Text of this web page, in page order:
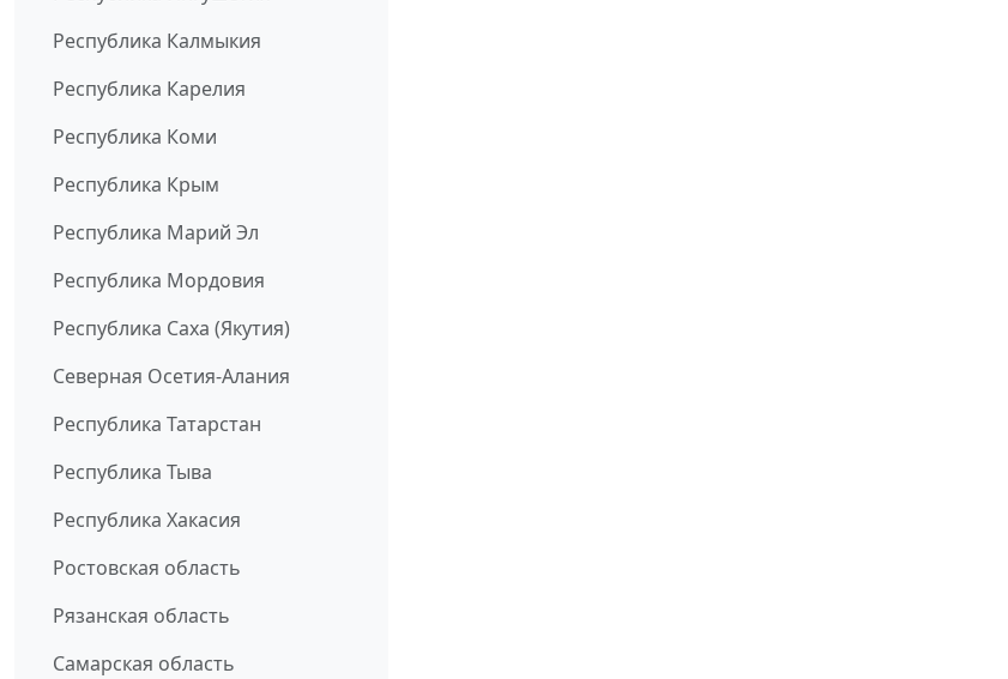
Республика Калмыкия
Республика Карелия
Республика Коми
Республика Крым
Республика Марий Эл
Республика Мордовия
Республика Саха (Якутия)
Северная Осетия-Алания
Республика Татарстан
Республика Тыва
Республика Хакасия
Ростовская область
Рязанская область
Самарская область